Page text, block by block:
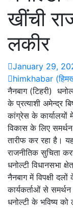
खींची
लकीर
January 29,
himkhabar
नैनबाग (टिहरी)
के प्रत्याशी अमेन्द्र
कांग्रेस के कार्यालयों
विकास के लिए
तारीफ कर रहा है।
राजनीतिक सुचिता
धनोल्टी विधानसभा
नैनबाग में विपक्षी
कार्यकर्ताओं से
धनोल्टी के भविष्य को